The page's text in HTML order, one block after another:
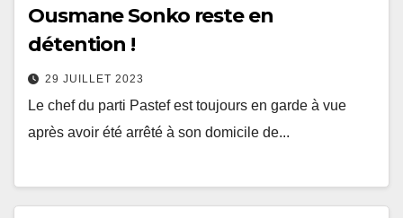
Ousmane Sonko reste en
détention !
29 JUILLET 2023
Le chef du parti Pastef est toujours en garde à vue
après avoir été arrêté à son domicile de...